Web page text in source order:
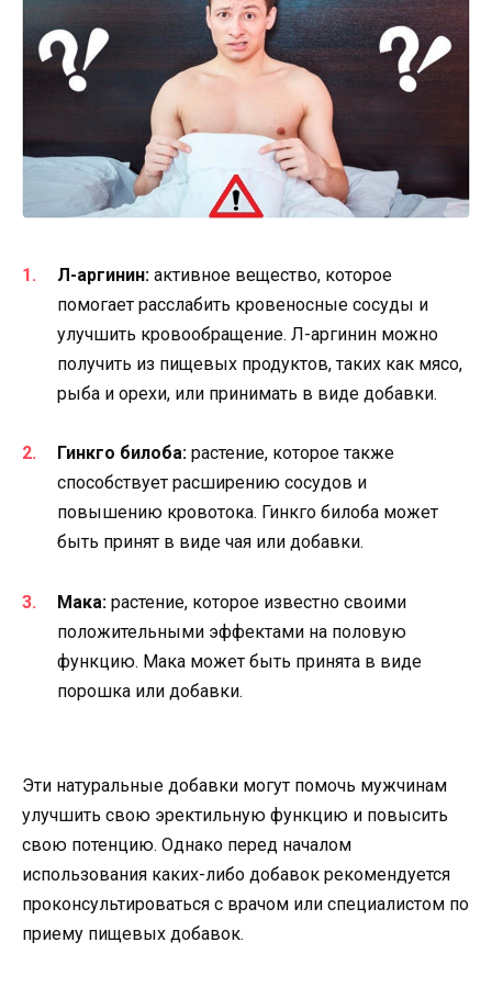
Л-аргинин: активное вещество, которое
помогает расслабить кровеносные сосуды и
улучшить кровообращение. Л-аргинин можно
получить из пищевых продуктов, таких как мясо,
рыба и орехи, или принимать в виде добавки.
Гинкго билоба: растение, которое также
способствует расширению сосудов и
повышению кровотока. Гинкго билоба может
быть принят в виде чая или добавки.
Мака: растение, которое известно своими
положительными эффектами на половую
функцию. Мака может быть принята в виде
порошка или добавки.
Эти натуральные добавки могут помочь мужчинам
улучшить свою эректильную функцию и повысить
свою потенцию. Однако перед началом
использования каких-либо добавок рекомендуется
проконсультироваться с врачом или специалистом по
приему пищевых добавок.